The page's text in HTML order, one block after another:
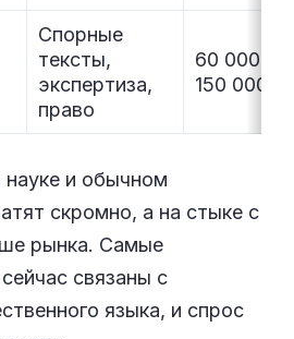
Спорные
тексты,
экспертиза,
право
60 000 –
150 000
науке и обычном
скромно, а на стыке с
рынка. Самые
связаны с
языка, и спрос